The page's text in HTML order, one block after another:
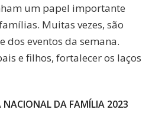
um papel importante
Muitas vezes, são
eventos da semana.
e filhos, fortalecer os laços
NACIONAL DA FAMÍLIA 2023